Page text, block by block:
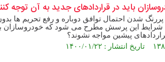
باید در قراردادهای جدید به آن توجه
پررنگ شدن احتمال توافق دوباره و رفع تحریم
شرایط این پرسش مطرح می شود که خودروسازان
پیشین مواجه نشوند؟